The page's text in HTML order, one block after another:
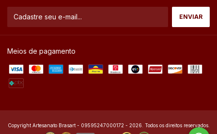
Meios de pagamento
Copyright Artesanato Brasart - 09595247000172 - 2026. Todos os direitos reservados.